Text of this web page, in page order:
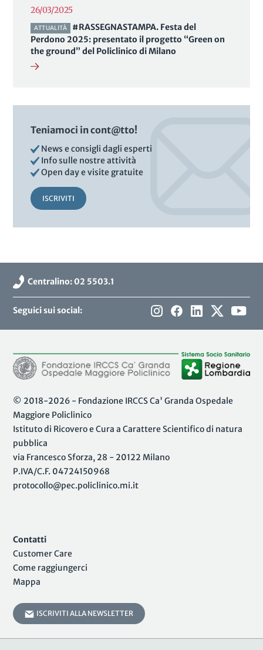
26/03/2025
ATTUALITÀ
#RASSEGNASTAMPA. Festa del
Perdono 2025: presentato il progetto “Green on
the ground” del Policlinico di Milano
Teniamoci in cont@tto!
News e consigli dagli esperti
Info sulle nostre attività
Open day e visite gratuite
ISCRIVITI
Centralino: 02 5503.1
Seguici sui social:
© 2018-2026 - Fondazione IRCCS Ca' Granda Ospedale
Maggiore Policlinico
Istituto di Ricovero e Cura a Carattere Scientifico di natura
pubblica
via Francesco Sforza, 28 - 20122 Milano
P.IVA/C.F. 04724150968
protocollo@pec.policlinico.mi.it
Contatti
Customer Care
Come raggiungerci
Mappa
ISCRIVITI ALLA NEWSLETTER